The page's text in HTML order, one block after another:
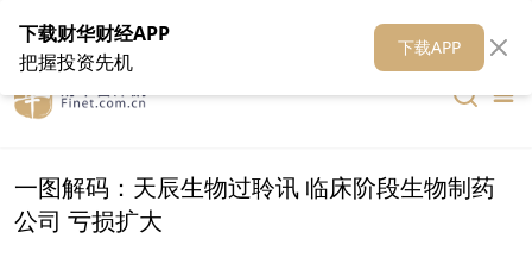
在线客服 关于我们 财华媒体矩阵 财华智库
一图解码：天辰生物过聆讯 临床阶段生物制药
公司 亏损扩大
下载财华财经APP
把握投资先机
下载APP